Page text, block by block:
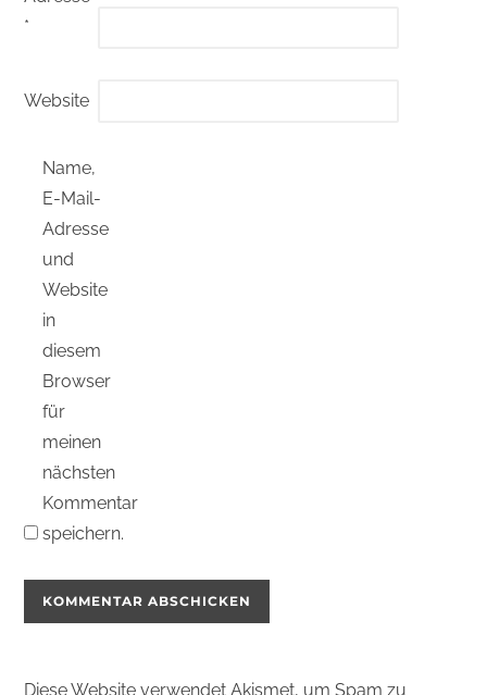
*
Website
Name,
E-Mail-
Adresse
und
Website
in
diesem
Browser
für
meinen
nächsten
Kommentar
speichern.
Diese Website verwendet Akismet, um Spam zu